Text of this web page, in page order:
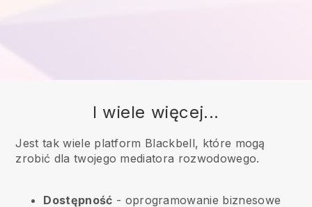
I wiele więcej...
Jest tak wiele platform Blackbell, które mogą
zrobić dla twojego mediatora rozwodowego.
Dostępność - oprogramowanie biznesowe